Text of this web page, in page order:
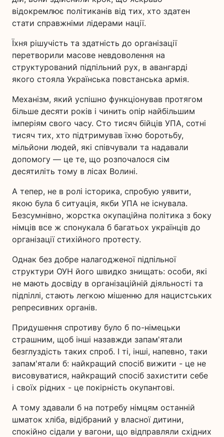
відокремлює політиканів від тих, хто здатен
стати справжніми лідерами нації.
Їхня рішучість та здатність до організації
перетворили масове невдоволення на
структурований підпільний рух, в авангарді
якого стояла Українська повстанська армія.
Механізм, який успішно функціонував протягом
більше десяти років і чинить опір найбільшим
імперіям свого часу. Сто тисяч бійців УПА, сотні
тисяч тих, хто підтримував їхню боротьбу,
мільйони людей, які співчували та надавали
допомогу — це те, що розпочалося сім
десятиліть тому в лісах Волині.
А тепер, не в ролі історика, спробую уявити,
якою була б ситуація, якби УПА не існувала.
Безсумнівно, жорстка окупаційна політика з боку
німців все ж спонукала б багатьох українців до
організації стихійного протесту.
Однак без добре налагодженої підпільної
структури ОУН його швидко знищать: особи, які
не мають досвіду в організаційній діяльності та
підпіллі, стають легкою мішенню для нацистських
репресивних органів.
Придушення спротиву було б по-німецьки
страшним, щоб інші назавжди запам'ятали
безглуздість таких спроб. І ті, інші, напевно, таки
запам'ятали б: найкращий спосіб вижити - це не
висовуватися, найкращий спосіб захистити себе
і своїх рідних - це покірність окупантові.
А тому здавали б на потребу німцям останній
шматок хліба, відібраний у власної дитини,
спокійно сідали у вагони, що відправляли східних